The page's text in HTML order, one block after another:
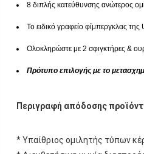
8 διπλής κατεύθυνσης ανώτερος
Το ειδικό γραφείο φίμπεργκλας
Ολοκληρώστε με 2 σφιγκτήρες &
Πρότυπο επιλογής με το
Περιγραφή απόδοσης
* Υπαίθριος ομιλητής τύπων